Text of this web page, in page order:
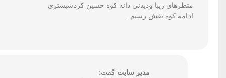
منظرهای زیبا ودیدنی دانه کوه حسین کردشبستری
ادامه کوه نقش رستم .
مدیر سایت گفت: